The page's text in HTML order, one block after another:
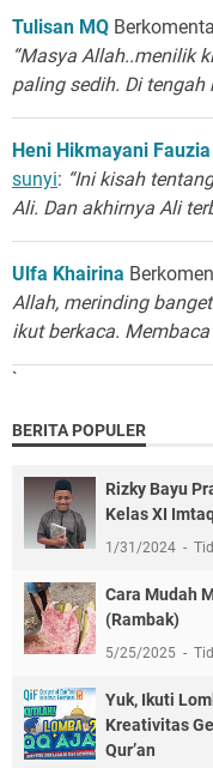
Tulisan MQ
“Masya Allah..menilik
paling sedih. Di
Heni Hikmayani Fauzia
sunyi: “Ini kisah
Ali. Dan akhirnya Ali
Ulfa Khairina
Allah, merinding
ikut berkaca.
`
BERITA POPULER
Rizky Bayu
Kelas XI
1/31/2024
Cara Mudah
(Rambak)
5/25/2025
Yuk, Ikuti
Kreativitas
Qur’an